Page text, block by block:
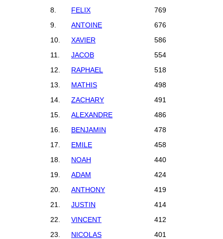
8.
FELIX
769
9.
ANTOINE
676
10.
XAVIER
586
11.
JACOB
554
12.
RAPHAEL
518
13.
MATHIS
498
14.
ZACHARY
491
15.
ALEXANDRE
486
16.
BENJAMIN
478
17.
EMILE
458
18.
NOAH
440
19.
ADAM
424
20.
ANTHONY
419
21.
JUSTIN
414
22.
VINCENT
412
23.
NICOLAS
401